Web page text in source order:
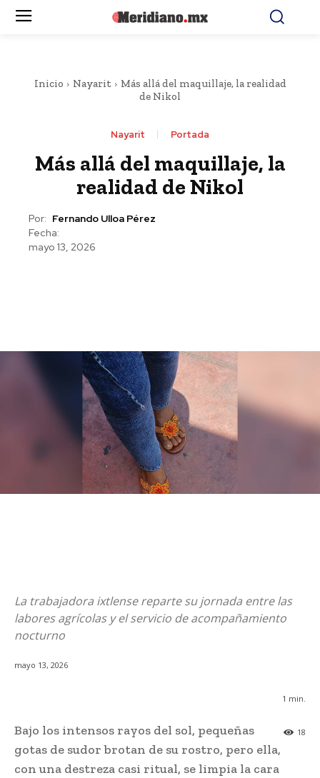
Inicio Nayarit
Más allá del maquillaje, la realidad
de Nikol
Nayarit Portada
Más allá del maquillaje, la
realidad de Nikol
Por: Fernando Ulloa Pérez
Fecha:
mayo 13, 2026
La trabajadora ixtlense reparte su jornada entre las
labores agrícolas y el servicio de acompañamiento
nocturno
mayo 13, 2026
1 min.
18
Bajo los intensos rayos del sol, pequeñas
gotas de sudor brotan de su rostro, pero ella,
con una destreza casi ritual, se limpia la cara